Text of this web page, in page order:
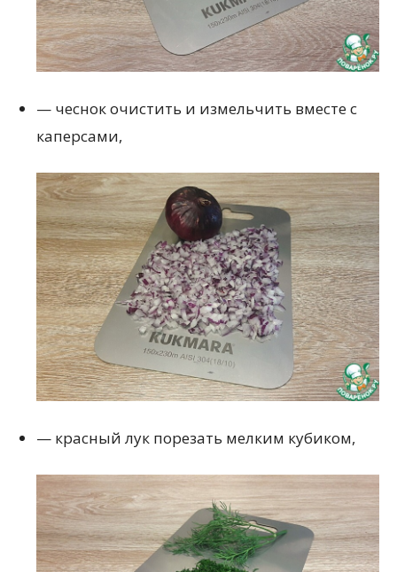
— чеснок очистить и измельчить вместе с
каперсами,
— красный лук порезать мелким кубиком,